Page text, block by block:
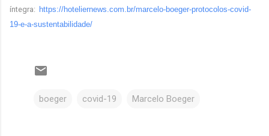
íntegra: https://hoteliernews.com.br/marcelo-boeger-protocolos-covid-
19-e-a-sustentabilidade/
boeger covid-19 Marcelo Boeger